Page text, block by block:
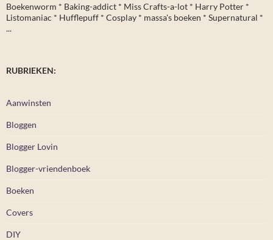
Boekenworm * Baking-addict * Miss Crafts-a-lot * Harry Potter *
Listomaniac * Hufflepuff * Cosplay * massa's boeken * Supernatural *
...
RUBRIEKEN:
Aanwinsten
Bloggen
Blogger Lovin
Blogger-vriendenboek
Boeken
Covers
DIY